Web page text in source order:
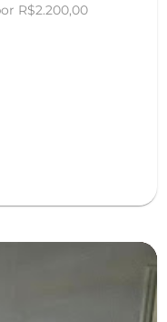
R$2.200,00